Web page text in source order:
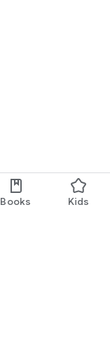
Books Kids